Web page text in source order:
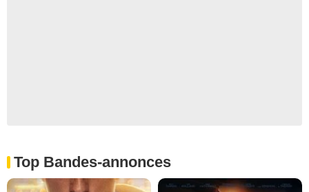
Top Bandes-annonces